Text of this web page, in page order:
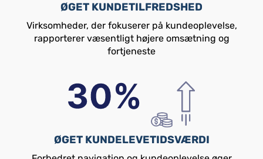
ØGET KUNDETILFREDSHED
Virksomheder, der fokuserer på kundeoplevelse,
rapporterer væsentligt højere omsætning og
fortjeneste
ØGET KUNDELEVETIDSVÆRDI